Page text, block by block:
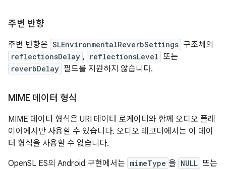
주변 반향
주변 반향은 SLEnvironmentalReverbSettings 구조체의
reflectionsDelay , reflectionsLevel 또는
reverbDelay 필드를 지원하지 않습니다.
MIME 데이터 형식
MIME 데이터 형식은 URI 데이터 로케이터와 함께 오디오 플레
이어에서만 사용할 수 있습니다. 오디오 레코더에서는 이 데이
터 형식을 사용할 수 없습니다.
OpenSL ES의 Android 구현에서는 mimeType 을 NULL 또는